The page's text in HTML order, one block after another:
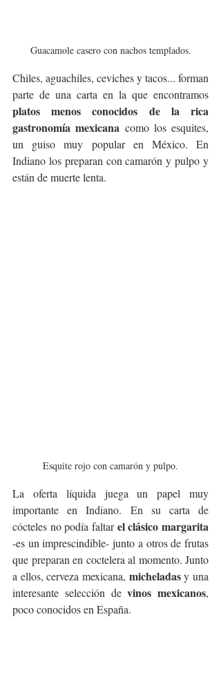
Guacamole casero con nachos templados.
Chiles, aguachiles, ceviches y tacos... forman
platos menos conocidos de la rica
gastronomía mexicana como los esquites,
un guiso muy popular en México. En
Indiano los preparan con camarón y pulpo y
están de muerte lenta.
Esquite rojo con camarón y pulpo.
La oferta líquida juega un papel muy
importante en Indiano. En su carta de
cócteles no podía faltar el clásico margarita
-es un imprescindible- junto a otros de frutas
que preparan en coctelera al momento. Junto
a ellos, cerveza mexicana, micheladas y una
interesante selección de vinos mexicanos,
poco conocidos en España.